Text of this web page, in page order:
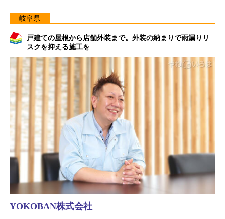
岐阜県
戸建ての屋根から店舗外装まで。外装の納まりで雨漏りリ
スクを抑える施工を
YOKOBAN株式会社